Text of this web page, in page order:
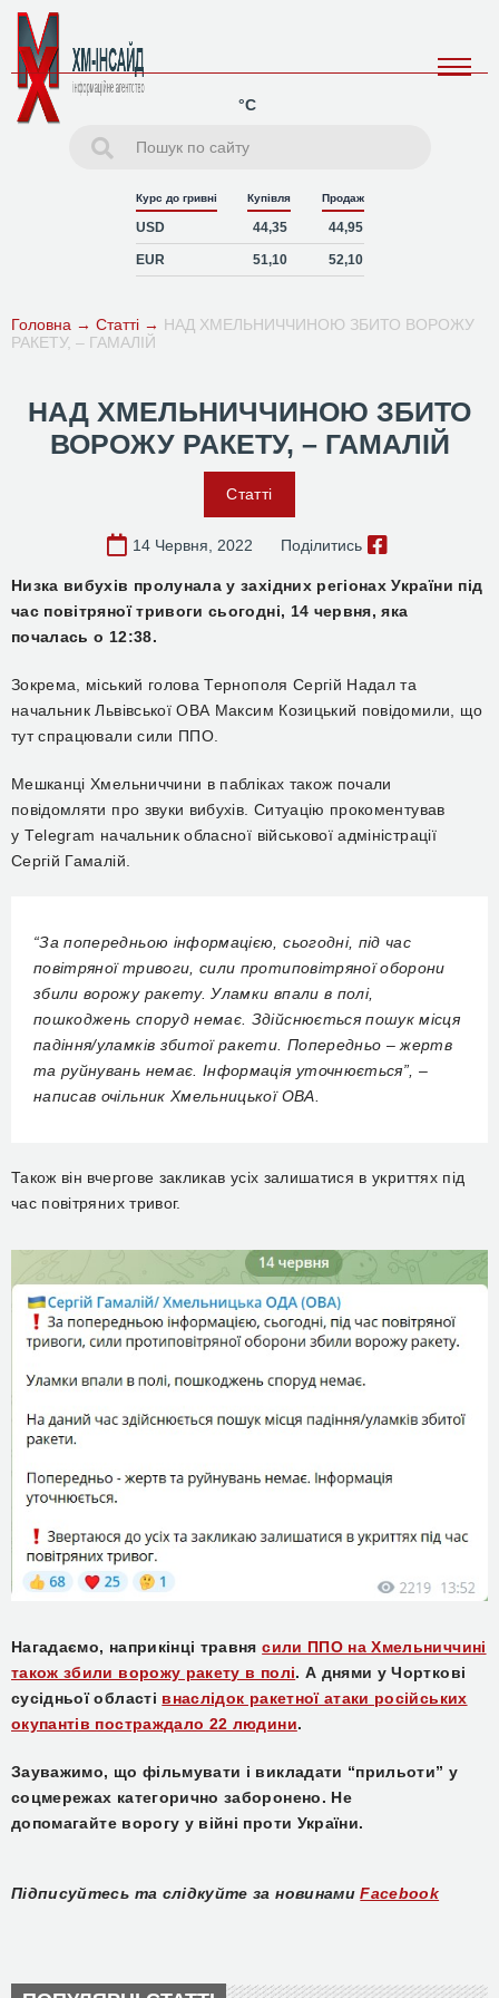
°C
Курс до гривні Купівля Продаж
USD 44,35 44,95
EUR 51,10 52,10
Головна → Статті → НАД ХМЕЛЬНИЧЧИНОЮ ЗБИТО ВОРОЖУ
РАКЕТУ, – ГАМАЛІЙ
НАД ХМЕЛЬНИЧЧИНОЮ ЗБИТО
ВОРОЖУ РАКЕТУ, – ГАМАЛІЙ
Статті
14 Червня, 2022 Поділитись
Низка вибухів пролунала у західних регіонах України під
час повітряної тривоги сьогодні, 14 червня, яка
почалась о 12:38.
Зокрема, міський голова Тернополя Сергій Надал та
начальник Львівської ОВА Максим Козицький повідомили, що
тут спрацювали сили ППО.
Мешканці Хмельниччини в пабліках також почали
повідомляти про звуки вибухів. Ситуацію прокоментував
у Тelegram начальник обласної військової адміністрації
Сергій Гамалій.
“За попередньою інформацією, сьогодні, під час
повітряної тривоги, сили протиповітряної оборони
збили ворожу ракету. Уламки впали в полі,
пошкоджень споруд немає. Здійснюється пошук місця
падіння/уламків збитої ракети. Попередньо – жертв
та руйнувань немає. Інформація уточнюється”, –
написав очільник Хмельницької ОВА.
Також він вчергове закликав усіх залишатися в укриттях під
час повітряних тривог.
​Нагадаємо, наприкінці травнясили ППО на Хмельниччині
також збили ворожу ракету в полі. А днями у Чорткові
сусідньої області внаслідок ракетної атаки російських
окупантів постраждало 22 людини.
Зауважимо, що фільмувати і викладати “прильоти” у
соцмережах категорично заборонено. Не
допомагайтеворогу у війні проти України.
Підписуйтесь та слідкуйте за новинами Facebook